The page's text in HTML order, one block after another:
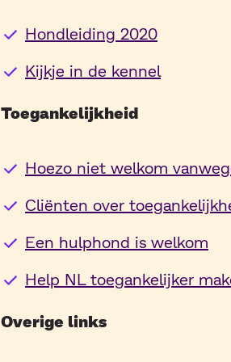
Hondleiding 2020
Kijkje in de kennel
Toegankelijkheid
Hoezo niet welkom
Cliënten over
Een hulphond is welkom
Help NL toegankelijker
Overige links